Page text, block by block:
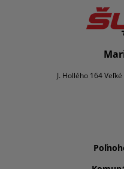
J. Hollého 164